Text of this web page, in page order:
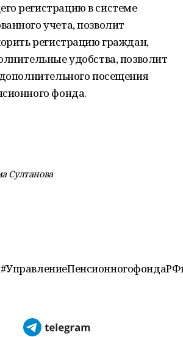
регистрацию в системе
учета, позволит
регистрацию граждан,
удобства, позволит
посещения
фонда.
Султанова